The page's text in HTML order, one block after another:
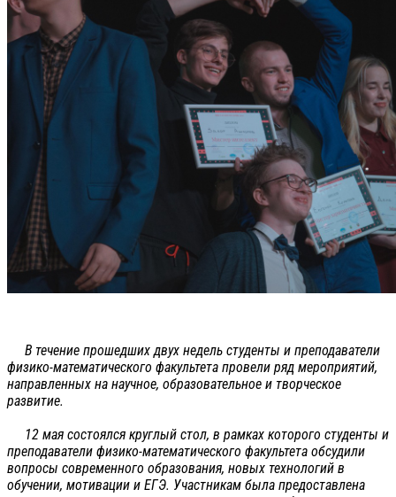
В течение прошедших двух недель студенты и преподаватели
физико-математического факультета провели ряд мероприятий,
направленных на научное, образовательное и творческое
развитие.
12 мая состоялся круглый стол, в рамках которого студенты и
преподаватели физико-математического факультета обсудили
вопросы современного образования, новых технологий в
обучении, мотивации и ЕГЭ. Участникам была предоставлена